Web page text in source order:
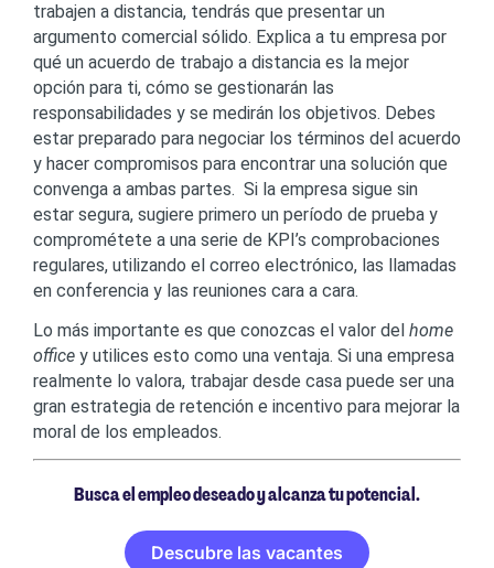
trabajen a distancia, tendrás que presentar un
argumento comercial sólido. Explica a tu empresa por
qué un acuerdo de trabajo a distancia es la mejor
opción para ti, cómo se gestionarán las
responsabilidades y se medirán los objetivos. Debes
estar preparado para negociar los términos del acuerdo
y hacer compromisos para encontrar una solución que
convenga a ambas partes. Si la empresa sigue sin
estar segura, sugiere primero un período de prueba y
comprométete a una serie de KPI’s comprobaciones
regulares, utilizando el correo electrónico, las llamadas
en conferencia y las reuniones cara a cara.
Lo más importante es que conozcas el valor del home
office y utilices esto como una ventaja. Si una empresa
realmente lo valora, trabajar desde casa puede ser una
gran estrategia de retención e incentivo para mejorar la
moral de los empleados.
Busca el empleo deseado y alcanza tu potencial.
Descubre las vacantes